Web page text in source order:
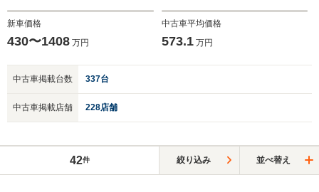
新車価格
430〜1408 万円
中古車平均価格
573.1万円
中古車掲載台数 337台
中古車掲載店舗 228店舗
42件 絞り込み 並べ替え